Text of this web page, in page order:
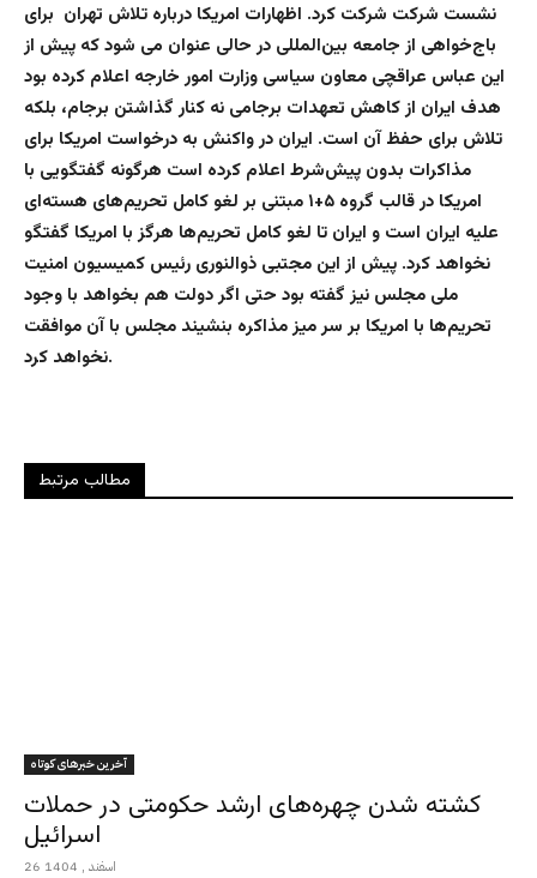
نشست شرکت شرکت کرد. اظهارات امریکا درباره تلاش تهران برای
باج‌خواهی از جامعه بین‌المللی در حالی عنوان می شود که پیش از
این عباس عراقچی معاون سیاسی وزارت امور خارجه اعلام کرده بود
هدف ایران از کاهش تعهدات برجامی نه کنار گذاشتن برجام، بلکه
تلاش برای حفظ آن است. ایران در واکنش به درخواست امریکا برای
مذاکرات بدون پیش‌شرط اعلام کرده است هرگونه گفتگویی با
امریکا در قالب گروه ۵+۱ مبتنی بر لغو کامل تحریم‌های هسته‌ای
علیه ایران است و ایران تا لغو کامل تحریم‌ها هرگز با امریکا گفتگو
نخواهد کرد. پیش از این مجتبی ذوالنوری رئیس کمیسیون امنیت
ملی مجلس نیز گفته بود حتی اگر دولت هم بخواهد با وجود
تحریم‌ها با امریکا بر سر میز مذاکره بنشیند مجلس با آن موافقت
نخواهد کرد.
مطالب مرتبط
آخرین خبرهای کوتاه
کشته شدن چهره‌های ارشد حکومتی در حملات
اسرائیل
26 اسفند , 1404